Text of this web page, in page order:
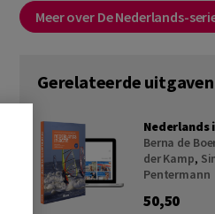
Meer over De Nederlands-
Gerelateerde uitgaven
Nederlands
Berna de
der Kamp,
Pentermann
50,50